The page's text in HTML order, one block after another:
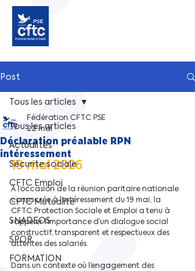
Post
Tous les articles
Actualités
Sécurite sociale
CFTC Emploi
CFTC Mutualité
SNADEOS
SPOR
FORMATION
Tous les articles
Déclaration préalable RPN
intéressement
Fédération CFTC PSE
22 mai
19 mai 2026
À l’occasion de la réunion paritaire nationale
consacrée à l’intéressement du 19 mai, la
CFTC Protection Sociale et Emploi a tenu à
rappeler l’importance d’un dialogue social
constructif, transparent et respectueux des
attentes des salariés.
Dans un contexte où l’engagement des